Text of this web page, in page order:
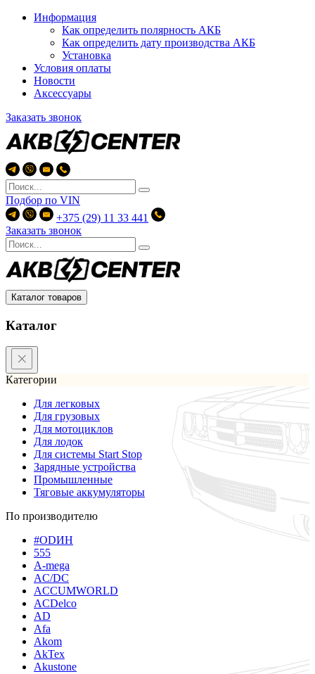
Информация
Как определить полярность АКБ
Как определить дату производства АКБ
Установка
Условия оплаты
Новости
Аксессуары
Заказать звонок
Подбор по VIN
+375 (29) 11 33 441
Заказать звонок
Каталог товаров
Каталог
Категории
Для легковых
Для грузовых
Для мотоциклов
Для лодок
Для системы Start Stop
Зарядные устройства
Промышленные
Тяговые аккумуляторы
По производителю
#ODИН
555
A-mega
AC/DC
ACCUMWORLD
ACDelco
AD
Afa
Akom
AkTex
Akustone